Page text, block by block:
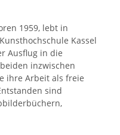
1959, lebt in
Kassel
Ausflug in die
inzwischen
ihre Arbeit als freie
sind